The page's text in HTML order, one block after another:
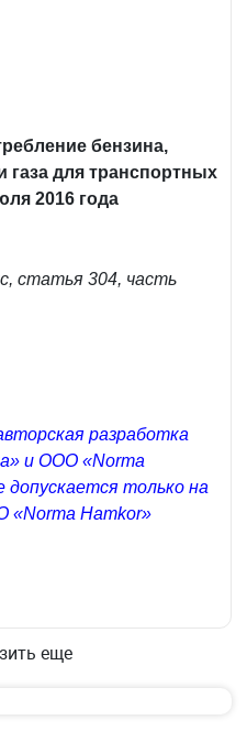
бензина,
газа для транспортных
2016 года
статья 304, часть
разработка
и ООО «Norma
допускается только на
«Norma Hamkor»
еще